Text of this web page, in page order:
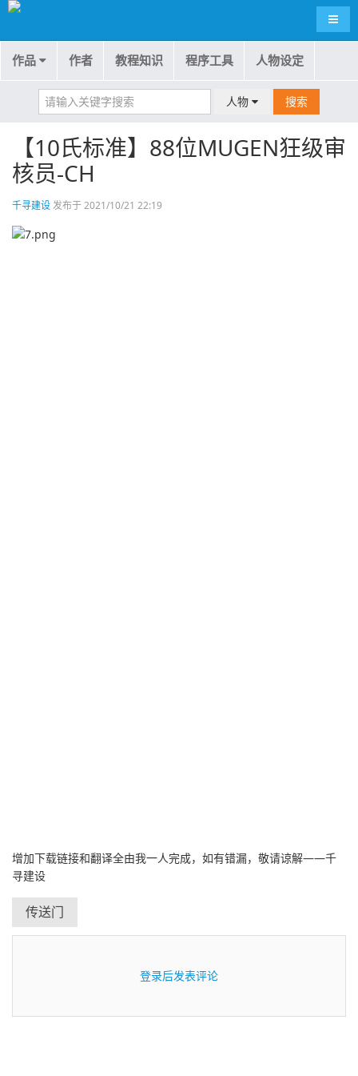
导航
作品 作者 教程知识 程序工具 人物设定
人物 搜索
【10氏标准】88位MUGEN狂级审
核员-CH
千寻建设发布于 2021/10/21 22:19
增加下载链接和翻译全由我一人完成，如有错漏，敬请谅解——千
寻建设
传送门
登录后发表评论